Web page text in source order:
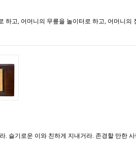
하고, 어머니의 무릎을 놀이터로 하고, 어머니의
. 슬기로운 이와 친하게 지내거라. 존경할 만한